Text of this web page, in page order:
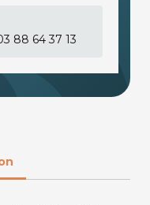
88 64 37 13